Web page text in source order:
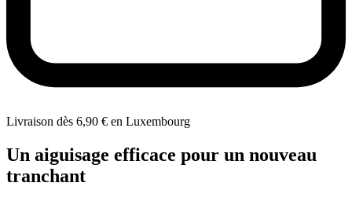
Livraison dès 6,90 € en Luxembourg
Un aiguisage efficace pour un nouveau
tranchant